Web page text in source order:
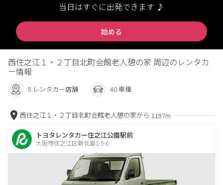
当日はすぐに出発できます ♪
始める
西住之江１・２丁目北町会館老人憩の家 周辺のレンタカ
ー情報
5 レンタカー店舗 40 車種
西住之江１・２丁目北町会館老人憩の家から 1197m
トヨタレンタカー住之江公園駅前
大阪市住之江区新北島1-5-6